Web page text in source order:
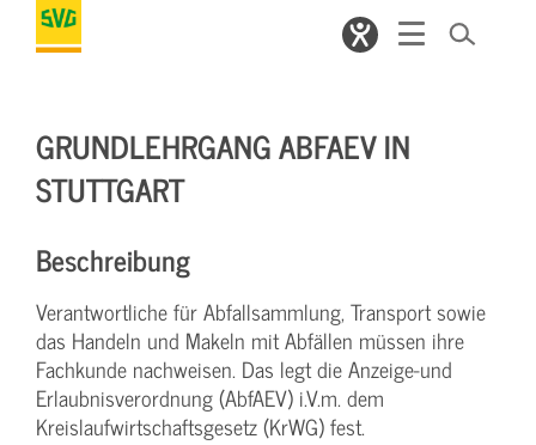
GRUNDLEHRGANG ABFAEV IN
STUTTGART
Beschreibung
Verantwortliche für Abfallsammlung, Transport sowie
das Handeln und Makeln mit Abfällen müssen ihre
Fachkunde nachweisen. Das legt die Anzeige-und
Erlaubnisverordnung (AbfAEV) i.V.m. dem
Kreislaufwirtschaftsgesetz (KrWG) fest.